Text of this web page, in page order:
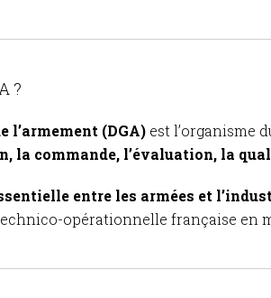
?
l’armement (DGA) est l’organisme
la commande, l’évaluation, la
entre les armées et
opérationnelle française en